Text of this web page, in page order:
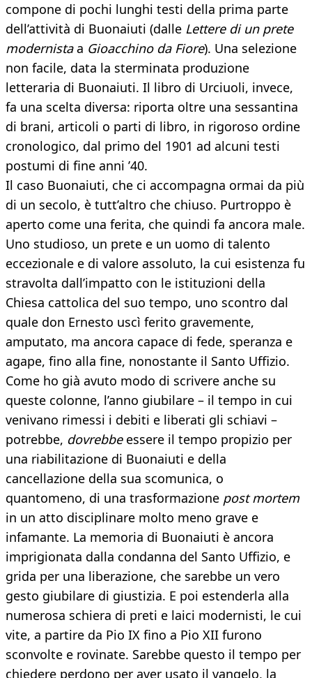
compone di pochi lunghi testi della prima parte
dell’attività di Buonaiuti (dalle Lettere di un prete
modernistaa Gioacchino da Fiore). Una selezione
non facile, data la sterminata produzione
letteraria di Buonaiuti. Il libro di Urciuoli, invece,
fa una scelta diversa: riporta oltre una sessantina
di brani, articoli o parti di libro, in rigoroso ordine
cronologico, dal primo del 1901 ad alcuni testi
postumi di fine anni ’40.
Il caso Buonaiuti, che ci accompagna ormai da più
di un secolo, è tutt’altro che chiuso. Purtroppo è
aperto come una ferita, che quindi fa ancora male.
Uno studioso, un prete e un uomo di talento
eccezionale e di valore assoluto, la cui esistenza fu
stravolta dall’impatto con le istituzioni della
Chiesa cattolica del suo tempo, uno scontro dal
quale don Ernesto uscì ferito gravemente,
amputato, ma ancora capace di fede, speranza e
agape, fino alla fine, nonostante il Santo Uffizio.
Come ho già avuto modo di scrivere anche su
queste colonne, l’anno giubilare – il tempo in cui
venivano rimessi i debiti e liberati gli schiavi –
potrebbe, dovrebbeessere il tempo propizio per
una riabilitazione di Buonaiuti e della
cancellazione della sua scomunica, o
quantomeno, di una trasformazione post mortem
in un atto disciplinare molto meno grave e
infamante. La memoria di Buonaiuti è ancora
imprigionata dalla condanna del Santo Uffizio, e
grida per una liberazione, che sarebbe un vero
gesto giubilare di giustizia. E poi estenderla alla
numerosa schiera di preti e laici modernisti, le cui
vite, a partire da Pio IX fino a Pio XII furono
sconvolte e rovinate. Sarebbe questo il tempo per
chiedere perdono per aver usato il vangelo, la